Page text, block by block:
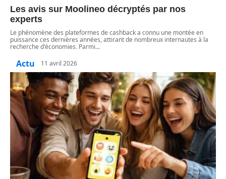
Les avis sur Moolineo décryptés par nos
experts
Le phénomène des plateformes de cashback a connu une montée en
puissance ces dernières années, attirant de nombreux internautes à la
recherche d'économies. Parmi…
Actu 11 avril 2026